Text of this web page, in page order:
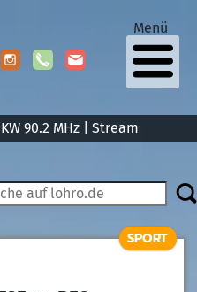
90.2 MHz | Stream
Menü
SPORT